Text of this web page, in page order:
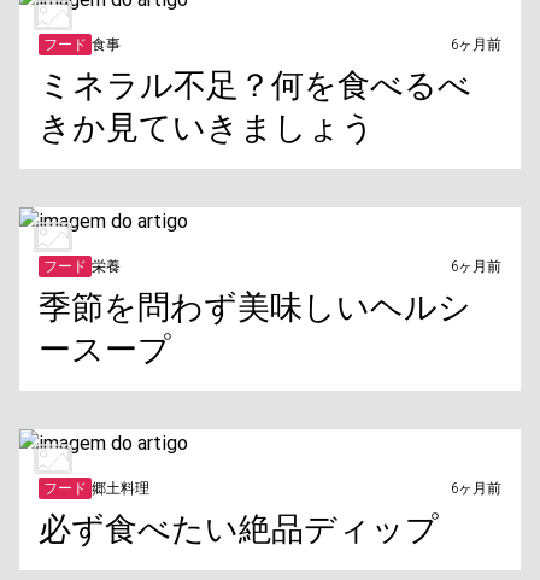
フード 食事 6ヶ月前
ミネラル不足？何を食べるべ
きか見ていきましょう
フード 栄養 6ヶ月前
季節を問わず美味しいヘルシ
ースープ
フード 郷土料理 6ヶ月前
必ず食べたい絶品ディップ